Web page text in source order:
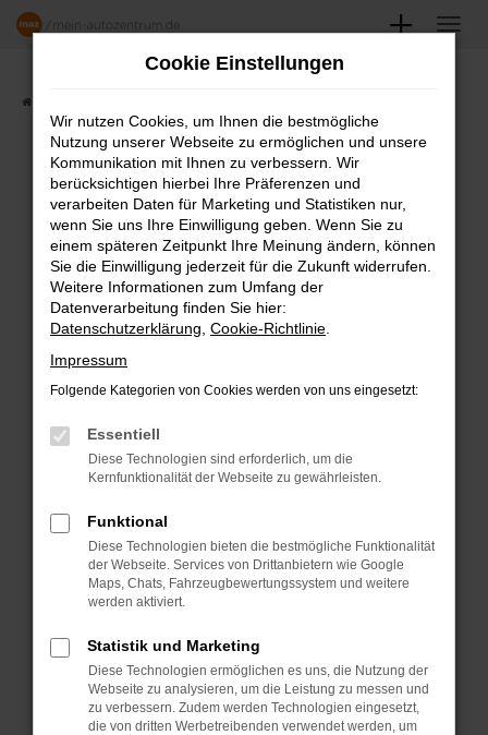
Zum
FAHRZEUGSHOWROOM
Fehler: Network Error
Beim Laden ist ein Fehler aufgetreten.
Hier sind ein paar Tipps, die dir helfen können:
Überprüfe deine Firewall und deine
Laden andere Webseiten, zum Beispiel
deine Suchmaschine?
Manche Erweiterungen, wie Werbeblocker,
können das Laden bestimmter Seiten
verhindern. Funktioniert die Seite in einem
anderen Browser oder in einem privaten
Starte dein Gerät neu.
Das kann manchmal helfen,
vorübergehende Probleme zu beheben.
Cookie Einstellungen
Wir nutzen Cookies, um Ihnen die bestmögliche
Nutzung unserer Webseite zu ermöglichen und unsere
Kommunikation mit Ihnen zu verbessern. Wir
berücksichtigen hierbei Ihre Präferenzen und
verarbeiten Daten für Marketing und Statistiken nur,
wenn Sie uns Ihre Einwilligung geben. Wenn Sie zu
einem späteren Zeitpunkt Ihre Meinung ändern, können
Sie die Einwilligung jederzeit für die Zukunft widerrufen.
Weitere Informationen zum Umfang der
Datenverarbeitung finden Sie hier:
Datenschutzerklärung Cookie-Richtlinie
Impressum
Folgende Kategorien von Cookies werden von uns eingesetzt:
Essentiell
Diese Technologien sind erforderlich, um die
Kernfunktionalität der Webseite zu gewährleisten.
Funktional
Diese Technologien bieten die bestmögliche Funktionalität
der Webseite. Services von Drittanbietern wie Google
Maps, Chats, Fahrzeugbewertungssystem und weitere
werden aktiviert.
Statistik und Marketing
Diese Technologien ermöglichen es uns, die Nutzung der
Webseite zu analysieren, um die Leistung zu messen und
zu verbessern. Zudem werden Technologien eingesetzt,
die von dritten Werbetreibenden verwendet werden, um